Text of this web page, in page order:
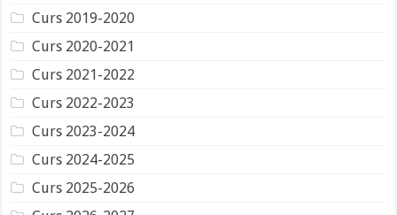
Curs 2019-2020
Curs 2020-2021
Curs 2021-2022
Curs 2022-2023
Curs 2023-2024
Curs 2024-2025
Curs 2025-2026